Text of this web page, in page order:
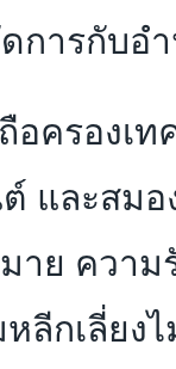
ารกับอ
อครองเ
และสม
าย ควา
ลีกเลี่ยง